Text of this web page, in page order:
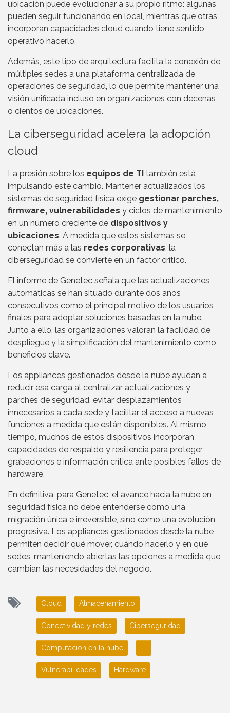
ubicación puede evolucionar a su propio ritmo: algunas
pueden seguir funcionando en local, mientras que otras
incorporan capacidades cloud cuando tiene sentido
operativo hacerlo.
Además, este tipo de arquitectura facilita la conexión de
múltiples sedes a una plataforma centralizada de
operaciones de seguridad, lo que permite mantener una
visión unificada incluso en organizaciones con decenas
o cientos de ubicaciones.
La ciberseguridad acelera la adopción
cloud
La presión sobre los equipos de TI también está
impulsando este cambio. Mantener actualizados los
sistemas de seguridad física exige gestionar parches,
firmware, vulnerabilidades y ciclos de mantenimiento
en un número creciente de dispositivos y
ubicaciones. A medida que estos sistemas se
conectan más a las redes corporativas, la
ciberseguridad se convierte en un factor crítico.
El informe de Genetec señala que las actualizaciones
automáticas se han situado durante dos años
consecutivos como el principal motivo de los usuarios
finales para adoptar soluciones basadas en la nube.
Junto a ello, las organizaciones valoran la facilidad de
despliegue y la simplificación del mantenimiento como
beneficios clave.
Los appliances gestionados desde la nube ayudan a
reducir esa carga al centralizar actualizaciones y
parches de seguridad, evitar desplazamientos
innecesarios a cada sede y facilitar el acceso a nuevas
funciones a medida que están disponibles. Al mismo
tiempo, muchos de estos dispositivos incorporan
capacidades de respaldo y resiliencia para proteger
grabaciones e información crítica ante posibles fallos de
hardware.
En definitiva, para Genetec, el avance hacia la nube en
seguridad física no debe entenderse como una
migración única e irreversible, sino como una evolución
progresiva. Los appliances gestionados desde la nube
permiten decidir qué mover, cuándo hacerlo y en qué
sedes, manteniendo abiertas las opciones a medida que
cambian las necesidades del negocio.
Cloud Almacenamiento
Conectividad y redes Ciberseguridad
Computación en la nube TI
Vulnerabilidades Hardware